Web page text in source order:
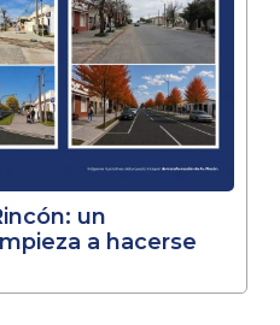
un
a hacerse